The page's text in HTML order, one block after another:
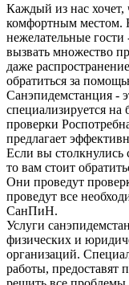
Каждый из нас
комфортным местом.
нежелательные
вызвать множество
даже
обратиться за
Санэпидемстанция -
специализируется
проверки
предлагает
Если вы столкнулись
то вам стоит
Они проведут
проведут все
СанПиН.
Услуги
физических и
организаций.
работы, предоставят